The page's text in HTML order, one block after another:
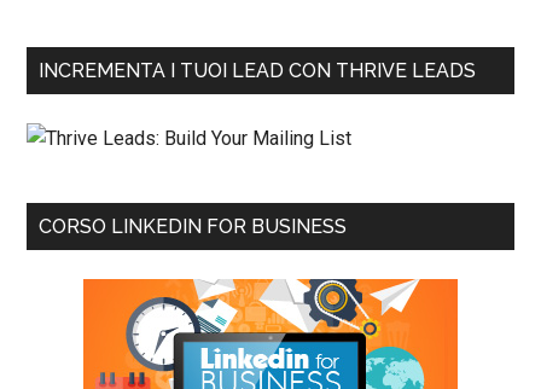
INCREMENTA I TUOI LEAD CON THRIVE LEADS
CORSO LINKEDIN FOR BUSINESS